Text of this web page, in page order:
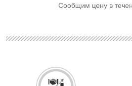
Сообщим цену в